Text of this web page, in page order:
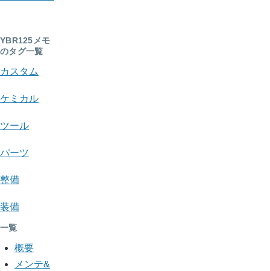
ン
ク:
YBR125
メ
YBR125メモ
のタグ一覧
カスタム
ケミカル
ツール
パーツ
整備
装備
一覧
概要
メンテ&